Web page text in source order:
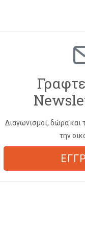
Διαγωνισμοί, δώρα και
την